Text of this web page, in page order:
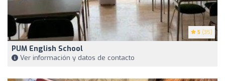
5 (35)
PUM English School
Ver información y datos de contacto